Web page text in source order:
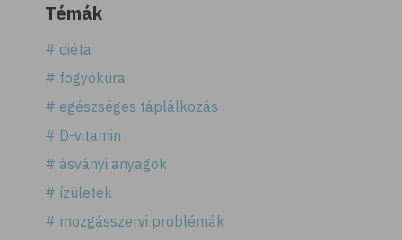
Témák
# diéta
# fogyókúra
# egészséges táplálkozás
# D-vitamin
# ásványi anyagok
# ízületek
# mozgásszervi problémák